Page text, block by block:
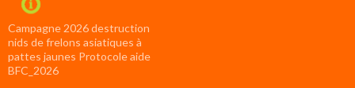
Campagne 2026 destruction
nids de frelons asiatiques à
pattes jaunes Protocole aide
BFC_2026